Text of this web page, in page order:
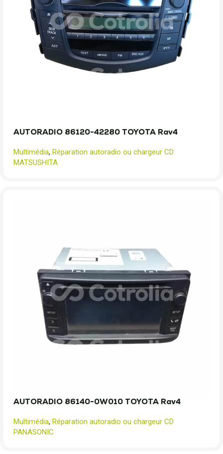
AUTORADIO 86120-42280 TOYOTA Rav4
Multimédia, Réparation autoradio ou chargeur CD
MATSUSHITA
AUTORADIO 86140-0W010 TOYOTA Rav4
Multimédia, Réparation autoradio ou chargeur CD
PANASONIC